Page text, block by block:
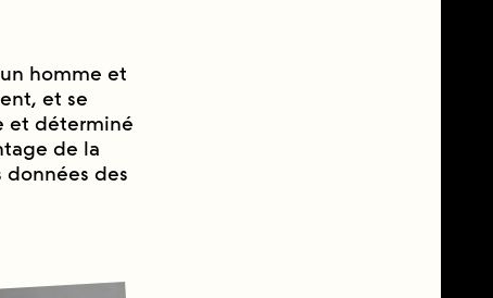
homme et
et se
et déterminé
de la
données des